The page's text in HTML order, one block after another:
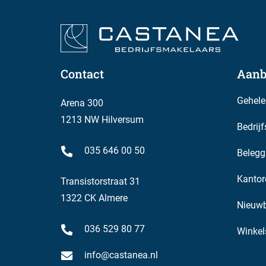
Contact
Arena 300
1213 NW Hilversum
035 646 00 50
Transistorstraat 31
1322 CK Almere
036 529 80 77
info@castanea.nl